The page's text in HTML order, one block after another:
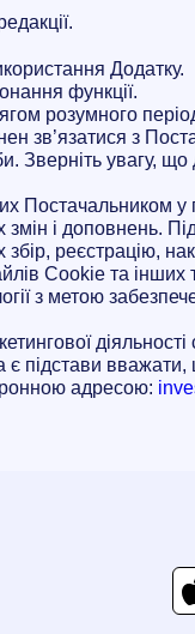
Додатку.
функції.
розумного
зв’язатися з
Зверніть увагу,
Постачальником
і доповнень.
реєстрацію,
Cookie та інших
з метою
підстави
адресою: